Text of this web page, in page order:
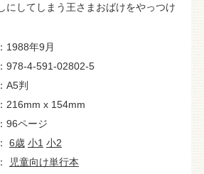
にしてしまう王さまおばけをやっつけ
1988年9月
978-4-591-02802-5
A5判
216mm x 154mm
96ページ
6歳 小1 小2
児童向け単行本